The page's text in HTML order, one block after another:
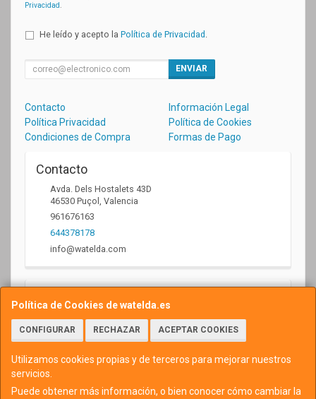
Política de Cookies de watelda.es
CONFIGURAR RECHAZAR ACEPTAR COOKIES
Utilizamos cookies propias y de terceros para mejorar nuestros
servicios.
Puede obtener más información, o bien conocer cómo cambiar la
Privacidad
He leído y acepto la Política de Privacidad
ENVIAR
Contacto
Información Legal
Política Privacidad
Política de Cookies
Condiciones de Compra
Formas de Pago
Contacto
Avda. Dels Hostalets 43D
46530 Puçol Valencia
961676163
644378178
info@watelda.com